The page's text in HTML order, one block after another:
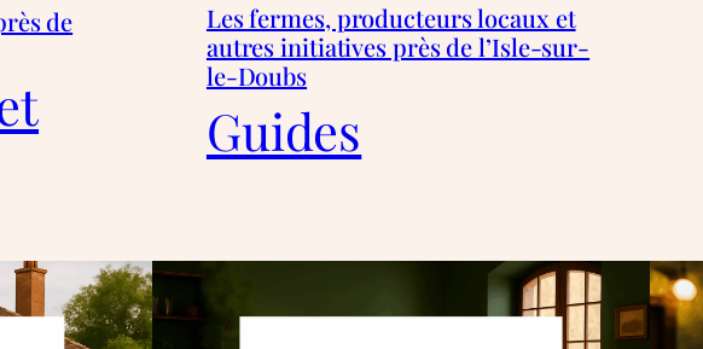
de
Les fermes, producteurs locaux et
autres initiatives près de l’Isle-sur-
le-Doubs
Guides